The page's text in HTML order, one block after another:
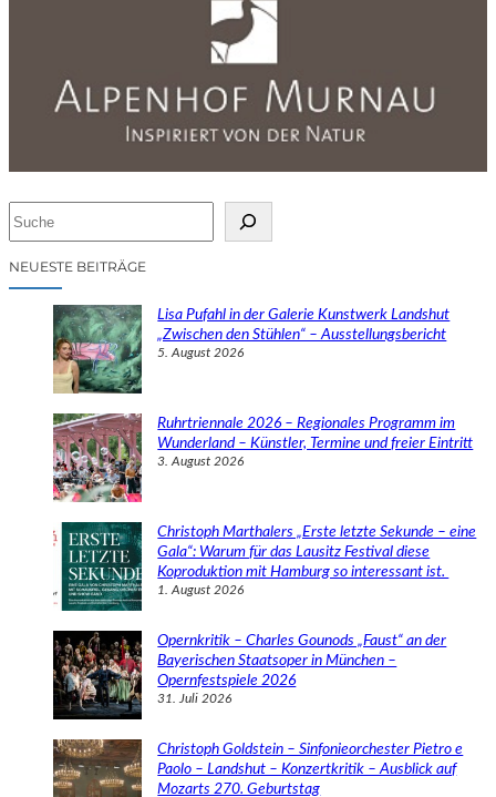
cNEUESTE BEITRÄGE
Lisa Pufahl in der Galerie Kunstwerk Landshut
„Zwischen den Stühlen“ – Ausstellungsbericht
5. August 2026
Ruhrtriennale 2026 – Regionales Programm im
Wunderland – Künstler, Termine und freier Eintritt
3. August 2026
Christoph Marthalers „Erste letzte Sekunde – eine
Gala“: Warum für das Lausitz Festival diese
Koproduktion mit Hamburg so interessant ist.
1. August 2026
Opernkritik – Charles Gounods „Faust“ an der
Bayerischen Staatsoper in München –
Opernfestspiele 2026
31. Juli 2026
Christoph Goldstein – Sinfonieorchester Pietro e
Paolo – Landshut – Konzertkritik – Ausblick auf
Mozarts 270. Geburtstag